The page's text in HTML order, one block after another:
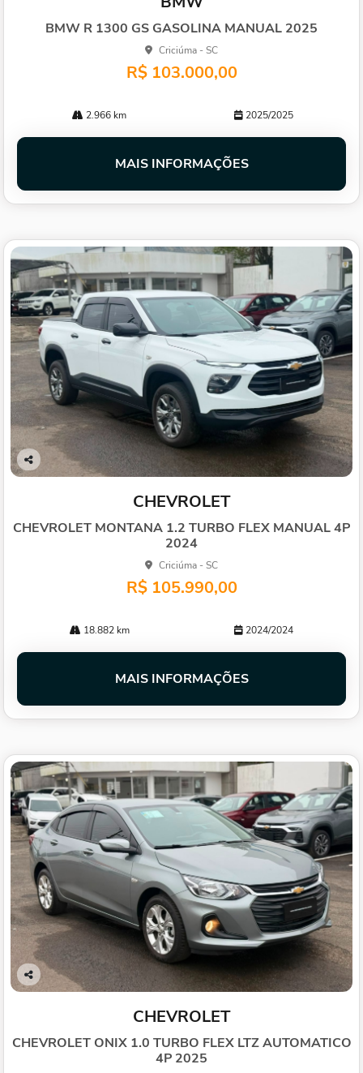
BMW R 1300 GS GASOLINA MANUAL 2025
Criciúma - SC
R$ 103.000,00
2.966 km 2025/2025
MAIS INFORMAÇÕES
Co
CHEVROLET
CHEVROLET MONTANA 1.2 TURBO FLEX MANUAL 4P
2024
Criciúma - SC
R$ 105.990,00
18.882 km 2024/2024
MAIS INFORMAÇÕES
Co
CHEVROLET
CHEVROLET ONIX 1.0 TURBO FLEX LTZ AUTOMATICO
4P 2025